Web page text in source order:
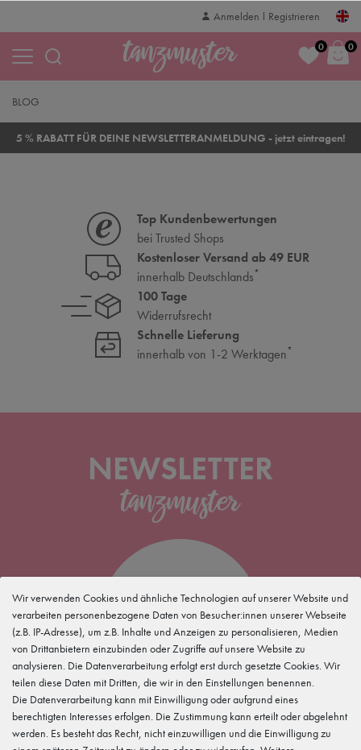
Anmelden Registrieren
0 0
BLOG
5 % RABATT FÜR DEINE NEWSLETTERANMELDUNG - jetzt eintragen!
Top Kundenbewertungen
bei Trusted Shops
Kostenloser Versand ab 49 EUR
innerhalb Deutschlands*
100 Tage
Widerrufsrecht
Schnelle Lieferung
innerhalb von 1-2 Werktagen*
NEWSLETTER
5 %
für Deine
Newsletteranmeldung
Wir verwenden Cookies und ähnliche Technologien auf unserer Website und
verarbeiten personenbezogene Daten von Besucher:innen unserer Webseite
(z.B. IP-Adresse), um z.B. Inhalte und Anzeigen zu personalisieren, Medien
von Drittanbietern einzubinden oder Zugriffe auf unsere Website zu
analysieren. Die Datenverarbeitung erfolgt erst durch gesetzte Cookies. Wir
teilen diese Daten mit Dritten, die wir in den Einstellungen benennen.
Die Datenverarbeitung kann mit Einwilligung oder aufgrund eines
berechtigten Interesses erfolgen. Die Zustimmung kann erteilt oder abgelehnt
werden. Es besteht das Recht, nicht einzuwilligen und die Einwilligung zu